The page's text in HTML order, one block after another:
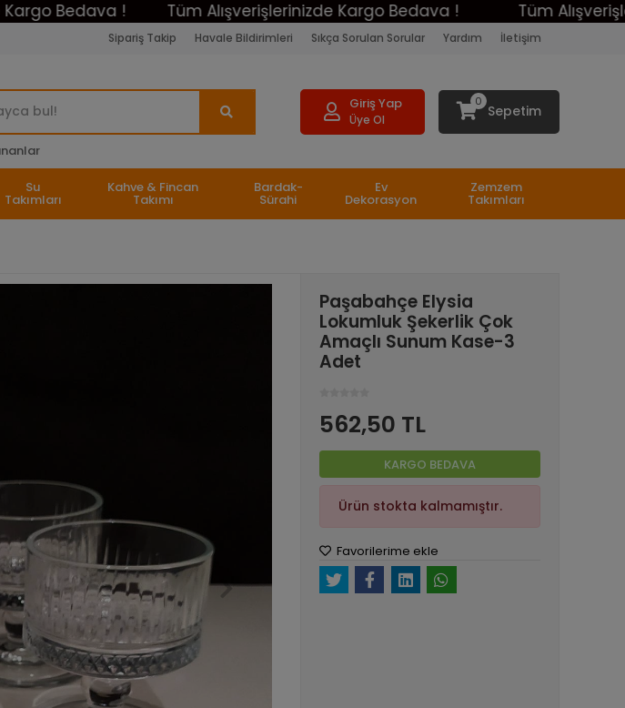
! Tüm Alışverişlerinizde Kargo Bedava ! Tüm
Sipariş Takip Havale Bildirimleri Sıkça Sorulan Sorular Yardım İletişim
Giriş Yap
Üye Ol
0
Sepetim
Su
Takımları
Kahve & Fincan
Takımı
Bardak-
Sürahi
Ev
Dekorasyon
Zemzem
Takımları
Paşabahçe Elysia
Lokumluk Şekerlik Çok
Amaçlı Sunum Kase-3
Adet
562,50 TL
KARGO BEDAVA
Ürün stokta kalmamıştır.
Favorilerime ekle